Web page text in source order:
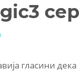
гласини